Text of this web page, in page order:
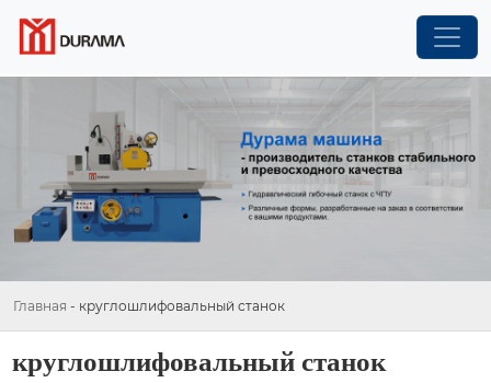
Главная - круглошлифовальный станок
круглошлифовальный станок